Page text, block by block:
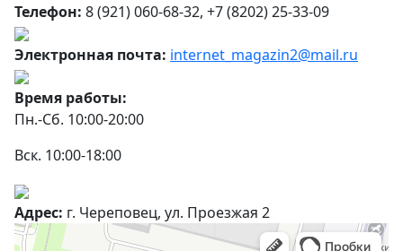
Телефон: 8 (921) 060-68-32, +7 (8202) 25-33-09
Электронная почта: internet_magazin2@mail.ru
Время работы:
Пн.-Сб. 10:00-20:00
Вск. 10:00-18:00
Адрес: г. Череповец, ул. Проезжая 2